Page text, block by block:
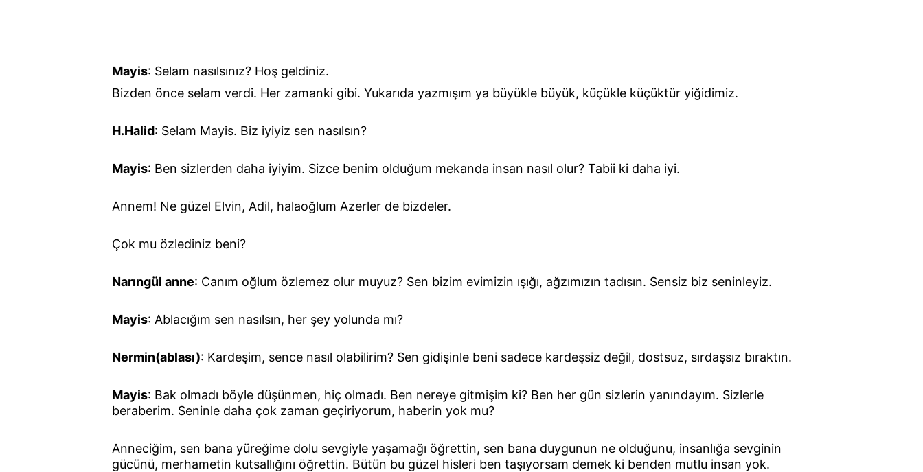
Mayis: Selam nasılsınız? Hoş geldiniz.
Bizden önce selam verdi. Her zamanki gibi. Yukarıda yazmışım ya büyükle büyük, küçükle küçüktür yiğidimiz.
H.Halid: Selam Mayis. Biz iyiyiz sen nasılsın?
Mayis: Ben sizlerden daha iyiyim. Sizce benim olduğum mekanda insan nasıl olur? Tabii ki daha iyi.
Annem! Ne güzel Elvin, Adil, halaoğlum Azerler de bizdeler.
Çok mu özlediniz beni?
Narıngül anne: Canım oğlum özlemez olur muyuz? Sen bizim evimizin ışığı, ağzımızın tadısın. Sensiz biz seninleyiz.
Mayis: Ablacığım sen nasılsın, her şey yolunda mı?
Nermin(ablası): Kardeşim, sence nasıl olabilirim? Sen gidişinle beni sadece kardeşsiz değil, dostsuz, sırdaşsız bıraktın.
Mayis: Bak olmadı böyle düşünmen, hiç olmadı. Ben nereye gitmişim ki? Ben her gün sizlerin yanındayım. Sizlerle
beraberim. Seninle daha çok zaman geçiriyorum, haberin yok mu?
Anneciğim, sen bana yüreğime dolu sevgiyle yaşamağı öğrettin, sen bana duygunun ne olduğunu, insanlığa sevginin
gücünü, merhametin kutsallığını öğrettin. Bütün bu güzel hisleri ben taşıyorsam demek ki benden mutlu insan yok.